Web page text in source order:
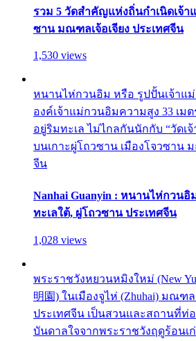
รวม 5 วัดสำคัญแห่งถิ่นกำเนิดเจ้า
ซาน มณฑลเจ้อเจียง ประเทศจีน
1,530 views
หนานไห่กวนอิม หรือ รูปปั้นเจ้าแ
องค์เจ้าแม่กวนอิมความสูง 33 เม
อยู่ริมทะเล ไม่ไกลกันนักกับ “วัดเ
บนเกาะผู่โถวซาน เมืองโจวซาน
จีน
Nanhai Guanyin : หนานไห่กวน
ทะเลใต้, ผู่โถวซาน ประเทศจีน
1,028 views
พระราชวังหยวนหมิงใหม่ (New
明園) ในเมืองจูไห่ (Zhuhai) มณฑล
ประเทศจีน เป็นสวนและสถานที่ท่อ
บันดาลใจจากพระราชวังฤดูร้อนเก่า